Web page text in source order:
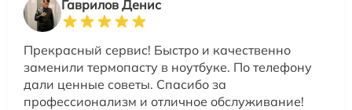
Гаврилов Денис
Прекрасный сервис! Быстро и качественно
заменили термопасту в ноутбуке. По телефону
дали ценные советы. Спасибо за
профессионализм и отличное обслуживание!